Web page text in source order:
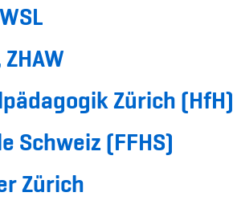
Zürich (HfH)
Schweiz (FFHS)
Zürich